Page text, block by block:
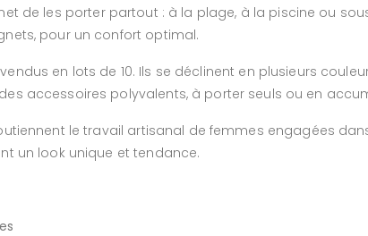
de les porter partout : à la plage, à la piscine ou
pour un confort optimal.
en lots de 10. Ils se déclinent en plusieurs
accessoires polyvalents, à porter seuls ou en
le travail artisanal de femmes engagées
un look unique et tendance.